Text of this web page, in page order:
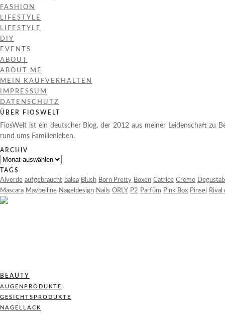
FASHION
LIFESTYLE
LIFESTYLE
DIY
EVENTS
ABOUT
ABOUT ME
MEIN KAUFVERHALTEN
IMPRESSUM
DATENSCHUTZ
ÜBER FIOSWELT
FiosWelt ist ein deutscher Blog, der 2012 aus meiner Leidenschaft zu
rund ums Familienleben.
ARCHIV
Archiv
TAGS
Alverde aufgebraucht balea Blush Born Pretty Boxen Catrice Creme
Mascara Maybelline Nageldesign Nails ORLY P2 Parfüm Pink Box Pinsel Rival
BEAUTY
AUGENPRODUKTE
GESICHTSPRODUKTE
NAGELLACK